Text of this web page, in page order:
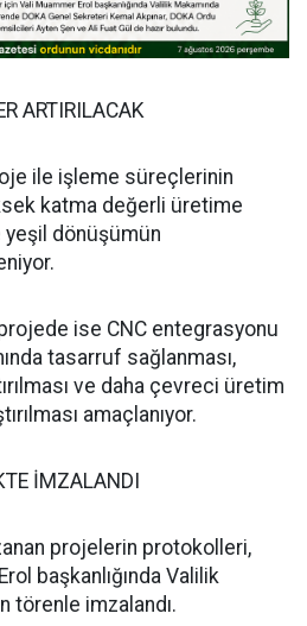
ARTIRILACAK
ile işleme süreçlerinin
katma değerli üretime
dönüşümün
ise CNC entegrasyonu
tasarruf sağlanması,
ve daha çevreci üretim
amaçlanıyor.
İMZALANDI
projelerin protokolleri,
başkanlığında Valilik
törenle imzalandı.